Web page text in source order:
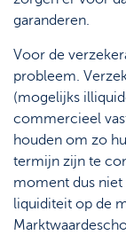
garanderen.
Voor de
probleem.
(mogelijks
commercieel
houden om zo
termijn zijn te
moment dus
liquiditeit op de